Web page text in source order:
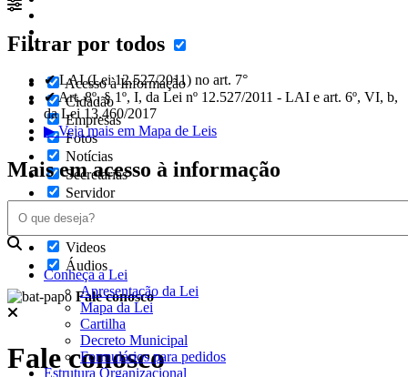
Filtrar por todos
Acesso à Informação
Cidadão
Empresas
Fotos
Notícias
Secretarias
Servidor
Transparência
Turistas
Videos
Áudios
Fale conosco
Fale conosco
✔ LAI (Lei 12.527/2011) no art. 7°
✔ Art. 8º, § 1º, I, da Lei nº 12.527/2011 - LAI e art. 6º, VI, b,
da Lei 13.460/2017
▶ Veja mais em Mapa de Leis
Mais em acesso à informação
Conheça a Lei
Apresentação da Lei
Mapa da Lei
Cartilha
Decreto Municipal
Formulários para pedidos
Estrutura Organizacional